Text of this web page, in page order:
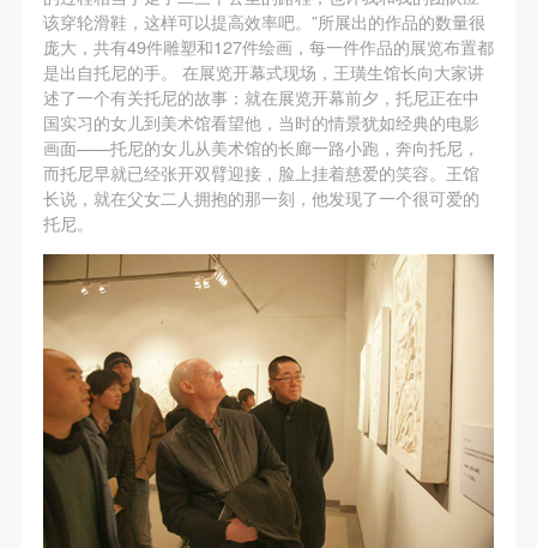
该穿轮滑鞋，这样可以提高效率吧。”所展出的作品的数量很
庞大，共有49件雕塑和127件绘画，每一件作品的展览布置都
是出自托尼的手。 在展览开幕式现场，王璜生馆长向大家讲
述了一个有关托尼的故事：就在展览开幕前夕，托尼正在中
国实习的女儿到美术馆看望他，当时的情景犹如经典的电影
画面——托尼的女儿从美术馆的长廊一路小跑，奔向托尼，
而托尼早就已经张开双臂迎接，脸上挂着慈爱的笑容。王馆
长说，就在父女二人拥抱的那一刻，他发现了一个很可爱的
托尼。
人民共和国民法通则》若干问题的意见（试行）>的
有关规定，为明确肖像许可方（甲方）和使用方（乙
方）的权利义务关系，经双方友好协商，甲乙双方就
带有甲方肖像的作品的使用达成如下一致协议：
一、 一般约定
（1）、甲方为本协议中的肖像权人，自愿将自己的
肖像权许可乙方作符合本协议约定和法律规定的用
途。
（2）、乙方中央美术学院美术馆是一所具有标志
性、专业性、国际化的现代公共美术馆。中央美术学
院美术馆与时代同行，努力塑造一个开放、自由、学
术的空间氛围，竭诚与各单位、企业、机构、艺术家
和观众进行良好互动。以学院的学术研究为基础，积
极策划国际、国内多视角、多领域的展览、论坛及公
共教育活动，为美院师生、中外艺术家以及社会公众
提供一个交流、学习、展示的平台。作为一家公益性
人民共和国民法通则》若干问题的意见（试行）>的
有关规定，为明确肖像许可方（甲方）和使用方（乙
方）的权利义务关系，经双方友好协商，甲乙双方就
带有甲方肖像的作品的使用达成如下一致协议：
一、 一般约定
（1）、甲方为本协议中的肖像权人，自愿将自己的
肖像权许可乙方作符合本协议约定和法律规定的用
途。
（2）、乙方中央美术学院美术馆是一所具有标志
性、专业性、国际化的现代公共美术馆。中央美术学
院美术馆与时代同行，努力塑造一个开放、自由、学
术的空间氛围，竭诚与各单位、企业、机构、艺术家
和观众进行良好互动。以学院的学术研究为基础，积
极策划国际、国内多视角、多领域的展览、论坛及公
共教育活动，为美院师生、中外艺术家以及社会公众
提供一个交流、学习、展示的平台。作为一家公益性
人民共和国民法通则》若干问题的意见（试行）>的
有关规定，为明确肖像许可方（甲方）和使用方（乙
方）的权利义务关系，经双方友好协商，甲乙双方就
带有甲方肖像的作品的使用达成如下一致协议：
一、 一般约定
（1）、甲方为本协议中的肖像权人，自愿将自己的
肖像权许可乙方作符合本协议约定和法律规定的用
途。
（2）、乙方中央美术学院美术馆是一所具有标志
性、专业性、国际化的现代公共美术馆。中央美术学
院美术馆与时代同行，努力塑造一个开放、自由、学
术的空间氛围，竭诚与各单位、企业、机构、艺术家
和观众进行良好互动。以学院的学术研究为基础，积
极策划国际、国内多视角、多领域的展览、论坛及公
共教育活动，为美院师生、中外艺术家以及社会公众
提供一个交流、学习、展示的平台。作为一家公益性